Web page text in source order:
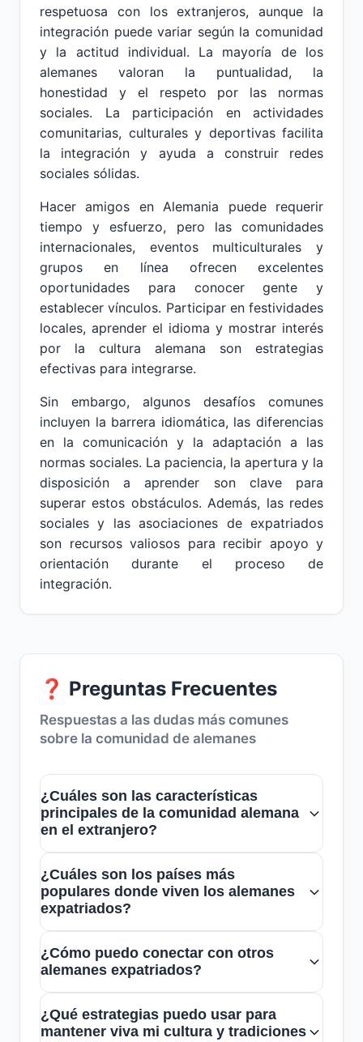
respetuosa con los extranjeros, aunque la
integración puede variar según la comunidad
y la actitud individual. La mayoría de los
alemanes valoran la puntualidad, la
honestidad y el respeto por las normas
sociales. La participación en actividades
comunitarias, culturales y deportivas facilita
la integración y ayuda a construir redes
sociales sólidas.
Hacer amigos en Alemania puede requerir
tiempo y esfuerzo, pero las comunidades
internacionales, eventos multiculturales y
grupos en línea ofrecen excelentes
oportunidades para conocer gente y
establecer vínculos. Participar en festividades
locales, aprender el idioma y mostrar interés
por la cultura alemana son estrategias
efectivas para integrarse.
Sin embargo, algunos desafíos comunes
incluyen la barrera idiomática, las diferencias
en la comunicación y la adaptación a las
normas sociales. La paciencia, la apertura y la
disposición a aprender son clave para
superar estos obstáculos. Además, las redes
sociales y las asociaciones de expatriados
son recursos valiosos para recibir apoyo y
orientación durante el proceso de
integración.
❓ Preguntas Frecuentes
Respuestas a las dudas más comunes
sobre la comunidad de alemanes
¿Cuáles son las características
principales de la comunidad alemana
en el extranjero?
diversa, activa y multicultural, con fuertes
lazos culturales y sociales. Muchos
expatriados mantienen tradiciones, idioma
y valores alemanes, facilitando la
integración y conservación de su
identidad.
¿Cuáles son los países más
populares donde viven los alemanes
expatriados?
expatriados alemanes incluyen Suiza,
Estados Unidos, Austria, Reino Unido y
España, debido a oportunidades laborales,
calidad de vida y cercanía cultural.
¿Cómo puedo conectar con otros
alemanes expatriados?
chats específicos de alemanes en el
¿Qué estrategias puedo usar para
mantener viva mi cultura y tradiciones